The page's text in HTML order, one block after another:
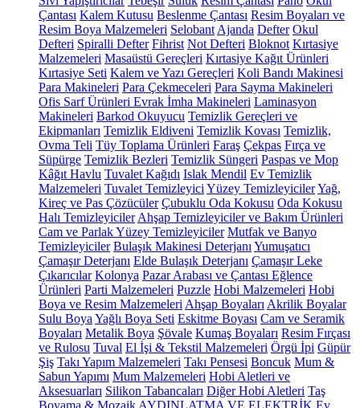
Çantası Kalem Kutusu Beslenme Çantası Resim Boyaları ve
Resim Boya Malzemeleri Selobant Ajanda Defter Okul
Defteri Spiralli Defter Fihrist Not Defteri Bloknot Kırtasiye
Malzemeleri Masaüstü Gereçleri Kırtasiye Kağıt Ürünleri
Kırtasiye Seti Kalem ve Yazı Gereçleri Koli Bandı Makinesi
Para Makineleri Para Çekmeceleri Para Sayma Makineleri
Ofis Sarf Ürünleri Evrak İmha Makineleri Laminasyon
Makineleri Barkod Okuyucu Temizlik Gereçleri ve
Ekipmanları Temizlik Eldiveni Temizlik Kovası Temizlik,
Ovma Teli Tüy Toplama Ürünleri Faraş Çekpas Fırça ve
Süpürge Temizlik Bezleri Temizlik Süngeri Paspas ve Mop
Kâğıt Havlu Tuvalet Kağıdı Islak Mendil Ev Temizlik
Malzemeleri Tuvalet Temizleyici Yüzey TemizleyicilerYağ,
Kireç ve Pas Çözücüler Çubuklu Oda Kokusu Oda Kokusu
Halı Temizleyiciler Ahşap Temizleyiciler ve Bakım Ürünleri
Cam ve Parlak Yüzey Temizleyiciler Mutfak ve Banyo
Temizleyiciler Bulaşık Makinesi Deterjanı Yumuşatıcı
Çamaşır Deterjanı Elde Bulaşık Deterjanı Çamaşır Leke
Çıkarıcılar Kolonya Pazar Arabası ve Çantası Eğlence
Ürünleri Parti Malzemeleri Puzzle Hobi Malzemeleri Hobi
Boya ve Resim Malzemeleri Ahşap Boyaları Akrilik Boyalar
Sulu Boya Yağlı Boya Seti Eskitme Boyası Cam ve Seramik
Boyaları Metalik Boya Şövale Kumaş Boyaları Resim Fırçası
ve Rulosu Tuval El İşi & Tekstil Malzemeleri Örgü İpi Güpür
Şiş Takı Yapım Malzemeleri Takı Pensesi Boncuk Mum &
Sabun Yapımı Mum Malzemeleri Hobi Aletleri ve
Aksesuarları Silikon Tabancaları Diğer Hobi Aletleri Taş
Boyama & Mozaik AYDINLATMA VE ELEKTRİK Ev